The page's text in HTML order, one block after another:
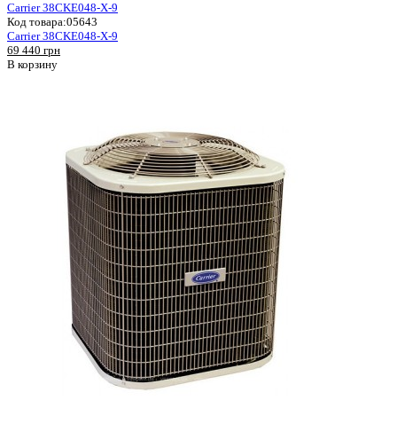
Carrier 38CKE048-X-9
Код товара:05643
Carrier 38CKE048-X-9
69 440 грн
В корзину